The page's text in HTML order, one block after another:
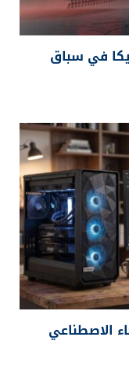
لا تعتمد
لإبطاء التطور